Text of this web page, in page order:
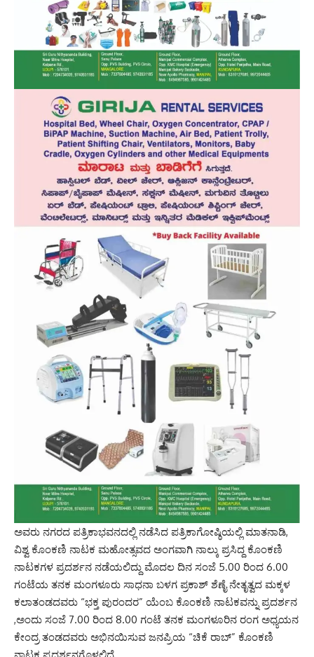
ಅವರು ನಗರದ ಪತ್ರಿಕಾಭವನದಲ್ಲಿ ನಡೆಸಿದ ಪತ್ರಿಕಾಗೋಷ್ಠಿಯಲ್ಲಿ ಮಾತನಾಡಿ,
ವಿಶ್ವ ಕೊಂಕಣಿ ನಾಟಕ ಮಹೋತ್ಸವದ ಅಂಗವಾಗಿ ನಾಲ್ಕು ಪ್ರಸಿದ್ದ ಕೊಂಕಣಿ
ನಾಟಕಗಳ ಪ್ರದರ್ಶನ ನಡೆಯಲಿದ್ದು ಮೊದಲ ದಿನ ಸಂಜೆ 5.00 ರಿಂದ 6.00
ಗಂಟೆಯ ತನಕ ಮಂಗಳೂರು ಸಾಧನಾ ಬಳಗ ಪ್ರಕಾಶ್ ಶೆಣೈ ನೇತೃತ್ವದ ಮಕ್ಕಳ
ಕಲಾತಂಡದವರು “ಭಕ್ತ ಪುರಂದರ” ಯೆಂಬ ಕೊಂಕಣಿ ನಾಟಕವನ್ನು ಪ್ರದರ್ಶನ
,ಅಂದು ಸಂಜೆ 7.00 ರಿಂದ 8.00 ಗಂಟೆ ತನಕ ಮಂಗಳೂರಿನ ರಂಗ ಅಧ್ಯಯನ
ಕೇಂದ್ರ ತಂಡದವರು ಅಭಿನಯಿಸುವ ಜನಪ್ರಿಯ “ಚಿಕೆ ರಾಬ್” ಕೊಂಕಣಿ
ನಾಟಕ ಪ್ರದರ್ಶನಗೊಳ್ಳಲಿದೆ.